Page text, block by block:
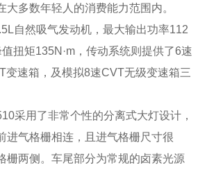
大多数年轻人的消费能力范围内。
自然吸气发动机，最大输出功率112
扭矩135N·m，传动系统则提供了6速
变速箱，及模拟8速CVT无级变速箱三
采用了非常个性的分离式大灯设计，
进气格栅相连，且进气格栅尺寸很
栅两侧。车尾部分为常规的卤素光源